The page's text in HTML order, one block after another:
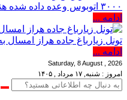
۳۰۰۰ اتوبوس وعده داده شده هنوز وارد طرح اربعین نشده است
ادامه ...
تونل زیارباغ جاده هراز امسال
ادامه ...
Saturday, 8 August , 2026
امروز : شنبه, ۱۷ مرداد , ۱۴۰۵